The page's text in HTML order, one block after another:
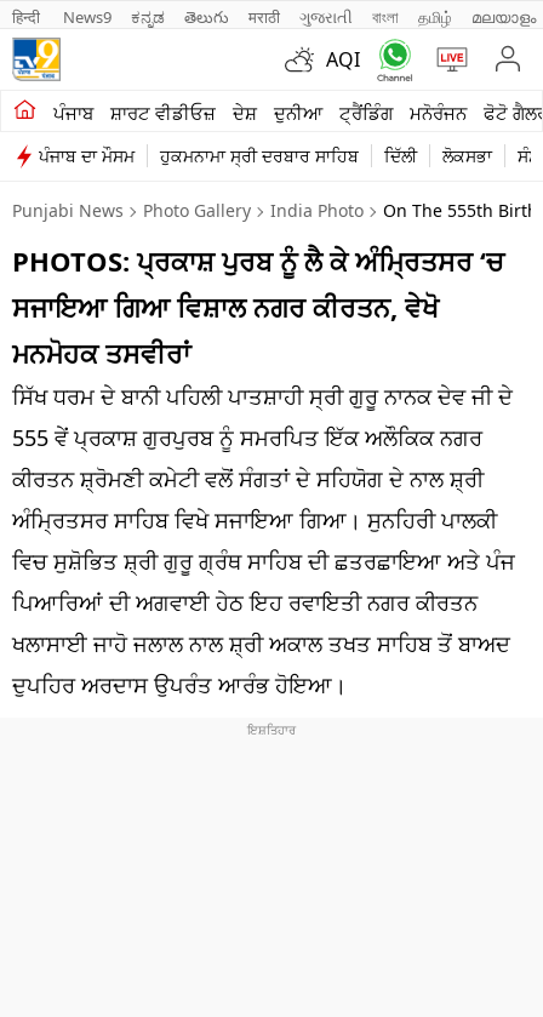
हिन्दी News9 ಕನ್ನಡ తెలుగు मराठी ગુજરાતી বাংলা தமிழ் മലയാളം
AQI
ਪੰਜਾਬ ਸ਼ਾਰਟ ਵੀਡੀਓਜ਼ ਦੇਸ਼ ਦੁਨੀਆ ਟ੍ਰੈਂਡਿੰਗ ਮਨੋਰੰਜਨ ਫੋਟੋ
ਪੰਜਾਬ ਦਾ ਮੌਸਮ ਹੁਕਮਨਾਮਾ ਸ੍ਰੀ ਦਰਬਾਰ ਸਾਹਿਬ ਦਿੱਲੀ ਲੋਕਸਭਾ
ਖੇਤੀਬਾੜੀ
ਸ਼ਾਰਟ ਵੀਡੀਓਜ਼
ਕਾਰੋਬਾਰ
ਕਰਿਅਰ
ਦੇਸ਼
ਲਾਈਫ ਸਟਾਈਲ
ਪੰਜਾਬ
ਧਰਮ
ਖੇਡਾਂ
Punjabi News Photo Gallery India Photo On The 555th Birth
PHOTOS: ਪ੍ਰਕਾਸ਼ ਪੁਰਬ ਨੂੰ ਲੈ ਕੇ ਅੰਮ੍ਰਿਤਸਰ ‘ਚ
ਸਜਾਇਆ ਗਿਆ ਵਿਸ਼ਾਲ ਨਗਰ ਕੀਰਤਨ, ਵੇਖੋ
ਮਨਮੋਹਕ ਤਸਵੀਰਾਂ
ਸਿੱਖ ਧਰਮ ਦੇ ਬਾਨੀ ਪਹਿਲੀ ਪਾਤਸ਼ਾਹੀ ਸ੍ਰੀ ਗੁਰੂ ਨਾਨਕ ਦੇਵ ਜੀ ਦੇ
555 ਵੇਂ ਪ੍ਰਕਾਸ਼ ਗੁਰਪੁਰਬ ਨੂੰ ਸਮਰਪਿਤ ਇੱਕ ਅਲੌਕਿਕ ਨਗਰ
ਕੀਰਤਨ ਸ਼੍ਰੋਮਣੀ ਕਮੇਟੀ ਵਲੋਂ ਸੰਗਤਾਂ ਦੇ ਸਹਿਯੋਗ ਦੇ ਨਾਲ ਸ਼੍ਰੀ
ਅੰਮ੍ਰਿਤਸਰ ਸਾਹਿਬ ਵਿਖੇ ਸਜਾਇਆ ਗਿਆ। ਸੁਨਹਿਰੀ ਪਾਲਕੀ
ਵਿਚ ਸੁਸ਼ੋਭਿਤ ਸ਼੍ਰੀ ਗੁਰੂ ਗ੍ਰੰਥ ਸਾਹਿਬ ਦੀ ਛਤਰਛਾਇਆ ਅਤੇ ਪੰਜ
ਪਿਆਰਿਆਂ ਦੀ ਅਗਵਾਈ ਹੇਠ ਇਹ ਰਵਾਇਤੀ ਨਗਰ ਕੀਰਤਨ
ਖਲਾਸਾਈ ਜਾਹੋ ਜਲਾਲ ਨਾਲ ਸ਼੍ਰੀ ਅਕਾਲ ਤਖਤ ਸਾਹਿਬ ਤੋਂ ਬਾਅਦ
ਦੁਪਹਿਰ ਅਰਦਾਸ ਉਪਰੰਤ ਆਰੰਭ ਹੋਇਆ।